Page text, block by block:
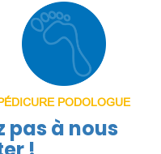
PODOLOGUE
pas à nous